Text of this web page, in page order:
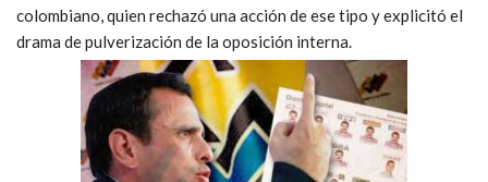
colombiano, quien rechazó una acción de ese tipo y explicitó el
drama de pulverización de la oposición interna.